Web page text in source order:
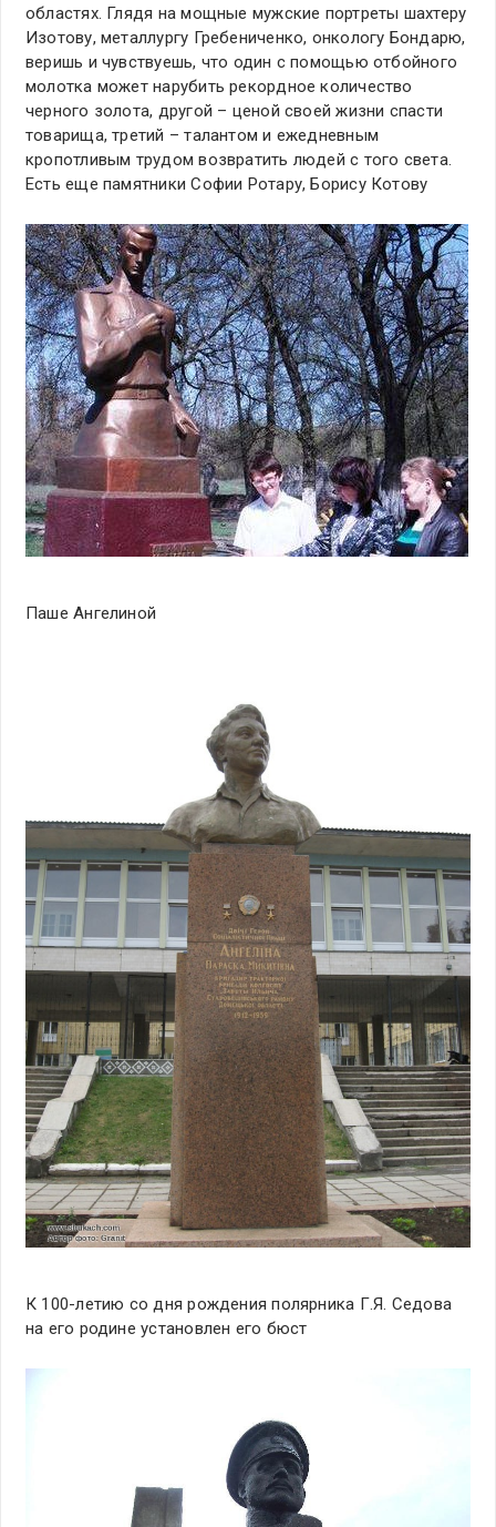
областях. Глядя на мощные мужские портреты шахтеру
Изотову, металлургу Гребениченко, онкологу Бондарю,
веришь и чувствуешь, что один с помощью отбойного
молотка может нарубить рекордное количество
черного золота, другой – ценой своей жизни спасти
товарища, третий – талантом и ежедневным
кропотливым трудом возвратить людей с того света.
Есть еще памятники Софии Ротару, Борису Котову
Паше Ангелиной
К 100-летию со дня рождения полярника Г.Я. Седова
на его родине установлен его бюст